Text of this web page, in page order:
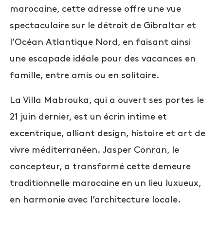
marocaine, cette adresse offre une vue
spectaculaire sur le détroit de Gibraltar et
l’Océan Atlantique Nord, en faisant ainsi
une escapade idéale pour des vacances en
famille, entre amis ou en solitaire.
La Villa Mabrouka, qui a ouvert ses portes le
21 juin dernier, est un écrin intime et
excentrique, alliant design, histoire et art de
vivre méditerranéen. Jasper Conran, le
concepteur, a transformé cette demeure
traditionnelle marocaine en un lieu luxueux,
en harmonie avec l’architecture locale.